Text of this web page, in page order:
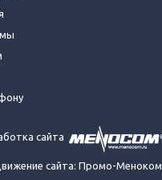
сайта
сайта: Промо-Меноком